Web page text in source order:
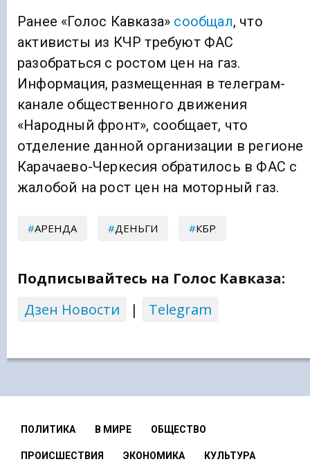
Ранее «Голос Кавказа» сообщал, что
активисты из КЧР требуют ФАС
разобраться с ростом цен на газ.
Информация, размещенная в телеграм-
канале общественного движения
«Народный фронт», сообщает, что
отделение данной организации в регионе
Карачаево-Черкесия обратилось в ФАС с
жалобой на рост цен на моторный газ.
АРЕНДА ДЕНЬГИ КБР
Подписывайтесь на Голос Кавказа:
Дзен Новости
| Telegram
ПОЛИТИКА В МИРЕ ОБЩЕСТВО
ПРОИСШЕСТВИЯ ЭКОНОМИКА КУЛЬТУРА